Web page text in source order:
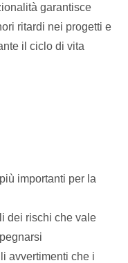
garantisce
ritardi nei progetti e
il ciclo di vita
importanti per la
dei rischi che vale
avvertimenti che i